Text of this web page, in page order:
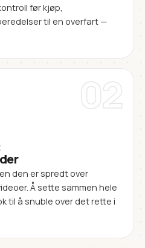
før kjøp,
til en overfart —
02
den er spredt over
Å sette sammen hele
til å snuble over det rette i